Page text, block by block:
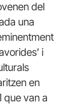
del
una
i
en
que van a